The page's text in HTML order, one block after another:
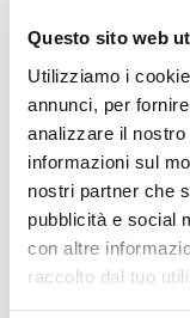
Questo sito web
Utilizziamo i
annunci, per
analizzare il
informazioni sul
nostri partner che
pubblicità e social
con altre
raccolto dal tuo